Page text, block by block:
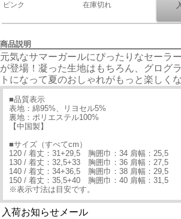
ピンク 在庫切れ
商品説明
元気なサマーガールにぴったりなセーラ
が登場！凝った生地はもちろん、グログ
トになって夏のおしゃれがもっと楽しく
■品質表示
表地：綿95%、リヨセル5%
裏地：ポリエステル100%
【中国製】
■サイズ（すべてcm）
120 / 着丈：31+29,5 胸囲巾：34 肩幅：25,5
130 / 着丈：32,5+33 胸囲巾：36 肩幅：27,5
140 / 着丈：34+36,5 胸囲巾：38 肩幅：29,5
150 / 着丈：35,5+40 胸囲巾：40 肩幅：31,5
※表示寸法は目安です。
入荷お知らせメール